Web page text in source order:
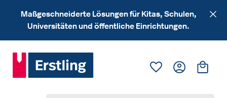
Zum Hauptinhalt springen
Maßgeschneiderte Lösungen für Kitas, Schulen,
Universitäten und öffentliche Einrichtungen.
Du hast 0